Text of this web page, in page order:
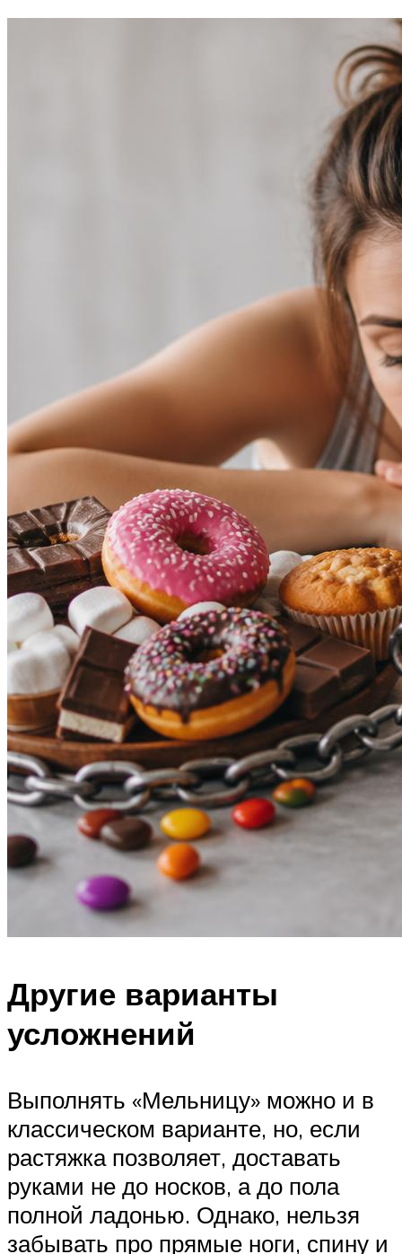
Другие варианты
усложнений
Выполнять «Мельницу» можно и в
классическом варианте, но, если
растяжка позволяет, доставать
руками не до носков, а до пола
полной ладонью. Однако, нельзя
забывать про прямые ноги, спину и